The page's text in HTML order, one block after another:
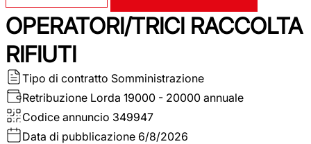
OPERATORI/TRICI RACCOLTA
RIFIUTI
Tipo di contratto Somministrazione
Retribuzione Lorda 19000 - 20000 annuale
Codice annuncio 349947
Data di pubblicazione 6/8/2026